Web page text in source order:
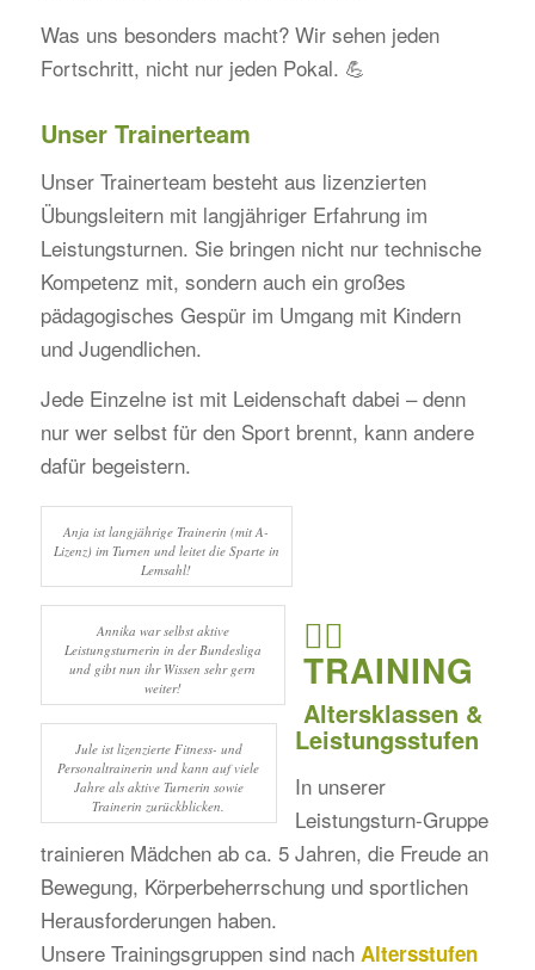
Was uns besonders macht? Wir sehen jeden
Fortschritt, nicht nur jeden Pokal. 💪
Unser Trainerteam
Unser Trainerteam besteht aus lizenzierten
Übungsleitern mit langjähriger Erfahrung im
Leistungsturnen. Sie bringen nicht nur technische
Kompetenz mit, sondern auch ein großes
pädagogisches Gespür im Umgang mit Kindern
und Jugendlichen.
Jede Einzelne ist mit Leidenschaft dabei – denn
nur wer selbst für den Sport brennt, kann andere
dafür begeistern.
Anja ist langjährige Trainerin (mit A-
Lizenz) im Turnen und leitet die Sparte in
Lemsahl!
Annika war selbst aktive
Leistungsturnerin in der Bundesliga
und gibt nun ihr Wissen sehr gern
weiter!
Jule ist lizenzierte Fitness- und
Personaltrainerin und kann auf viele
Jahre als aktive Turnerin sowie
Trainerin zurückblicken.
🏋️‍♀️
TRAINING
Altersklassen &
Leistungsstufen
In unserer
Leistungsturn-Gruppe
trainieren Mädchen ab ca. 5 Jahren, die Freude an
Bewegung, Körperbeherrschung und sportlichen
Herausforderungen haben.
Unsere Trainingsgruppen sind nach Altersstufen